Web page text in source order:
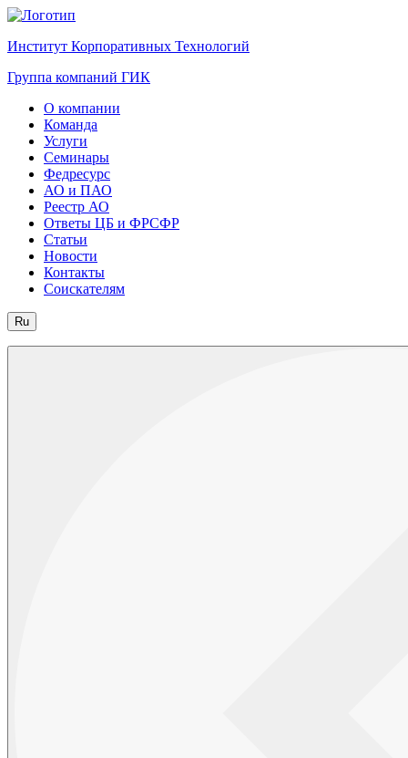
Институт Корпоративных Технологий
Группа компаний ГИК
О компании
Команда
Услуги
Семинары
Федресурс
АО и ПАО
Реестр АО
Ответы ЦБ и ФРСФР
Статьи
Новости
Контакты
Соискателям
Ru